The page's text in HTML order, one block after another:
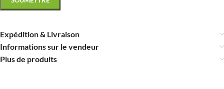
Expédition & Livraison
Informations sur le vendeur
Plus de produits